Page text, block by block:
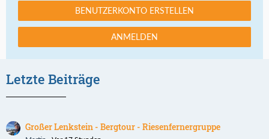
BENUTZERKONTO ERSTELLEN
ANMELDEN
Letzte Beiträge
Großer Lenkstein - Bergtour - Riesenfernergruppe